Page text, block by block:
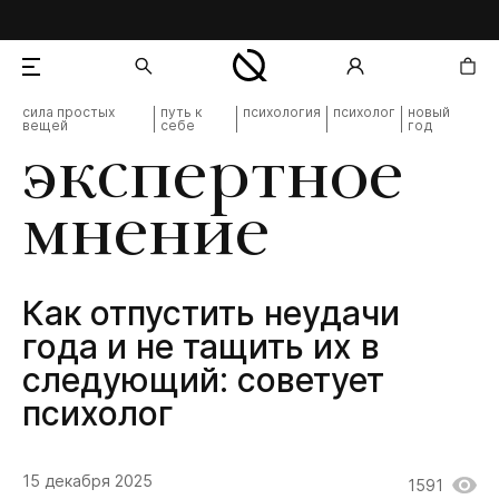
добавлен в корзину
экспертное
мнение
Как отпустить неудачи
года и не тащить их в
следующий: советует
психолог
сила простых
вещей
путь к
себе
психология психолог
новый
год
15 декабря 2025 1591